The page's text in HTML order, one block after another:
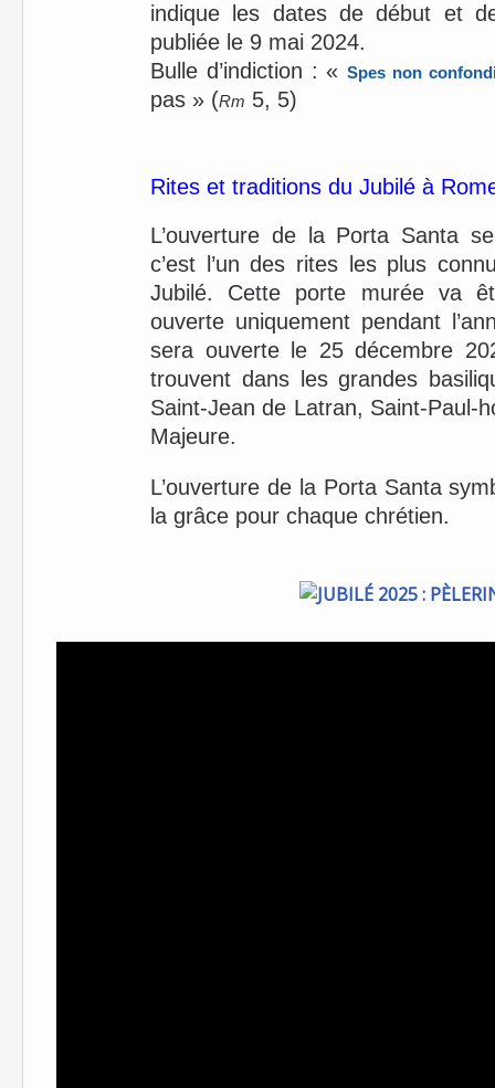
indique les dates de début et
publiée le 9 mai 2024.
Bulle d’indiction : «Spes non
pas » (Rm 5, 5)
Rites et traditions du Jubilé à
L’ouverture de la Porta Santa
c’est l’un des rites les plus
Jubilé. Cette porte murée va
ouverte uniquement pendant
sera ouverte le 25 décembre
trouvent dans les grandes
Saint-Jean de Latran, Saint-Paul-
Majeure.
L’ouverture de la Porta Santa
la grâce pour chaque chrétien.